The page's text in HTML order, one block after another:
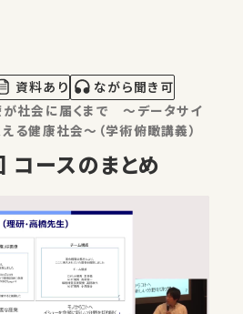
資料あり
ながら聞き可
が社会に届くまで ～データサイ
る健康社会～（学術俯瞰講義）
第13回 コースのまとめ